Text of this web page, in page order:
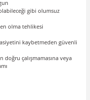
gibi olumsuz
olma tehlikesi
kaybetmeden güvenli
çalışmamasına veya